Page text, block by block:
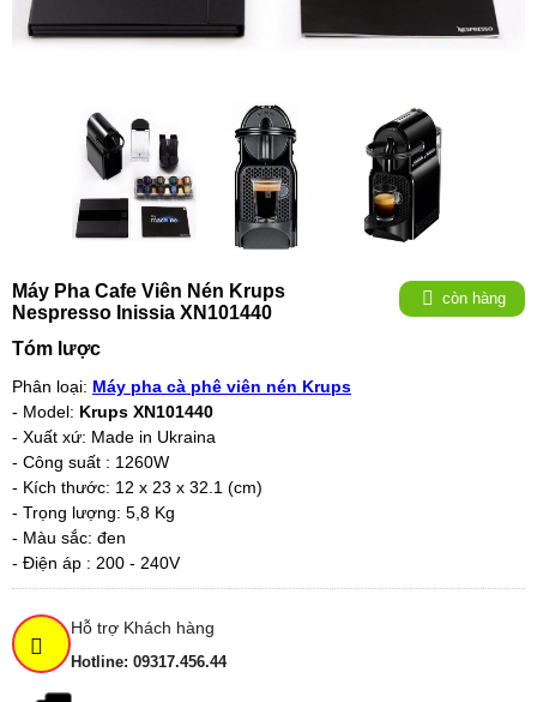
Máy Pha Cafe Viên Nén Krups
Nespresso Inissia XN101440
còn hàng
Tóm lược
Phân loại: Máy pha cà phê viên nén Krups
- Model: Krups XN101440
- Xuất xứ: Made in Ukraina
- Công suất : 1260W
- Kích thước: 12 x 23 x 32.1 (cm)
- Trọng lượng: 5,8 Kg
- Màu sắc: đen
- Điện áp : 200 - 240V
Hỗ trợ Khách hàng
Hotline: 09317.456.44